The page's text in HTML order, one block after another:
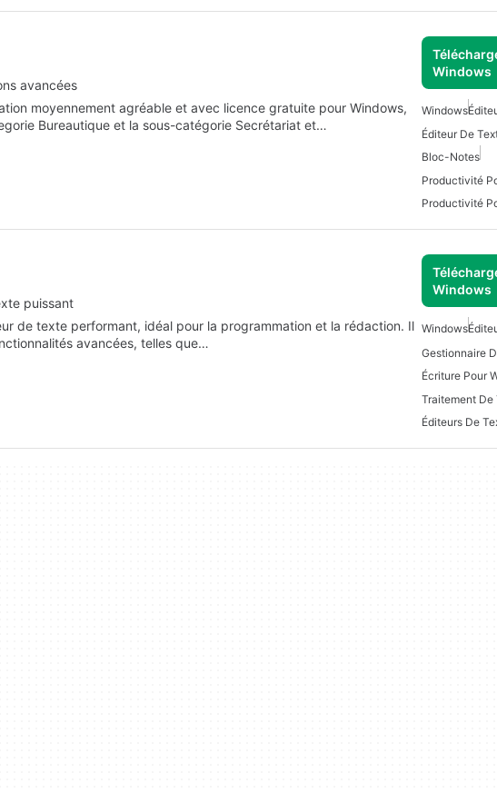
avancées
Windows
moyennement agréable et avec licence gratuite pour Windows,
Bureautique et la sous-catégorie Secrétariat et…
Windows
Éditeur De
Bloc-Notes
Productivité
Productivité
puissant
Windows
de texte performant, idéal pour la programmation et la rédaction. Il
avancées, telles que…
Windows
Écriture Pour
Traitement De
Éditeurs De